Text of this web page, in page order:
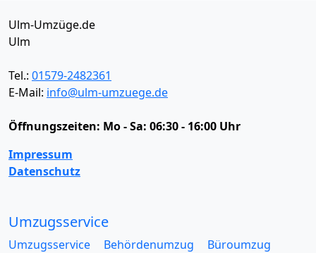
Ulm-Umzüge.de
Ulm
Tel.: 01579-2482361
E-Mail: info@ulm-umzuege.de
Öffnungszeiten: Mo - Sa: 06:30 - 16:00 Uhr
Impressum
Datenschutz
Umzugsservice
Umzugsservice Behördenumzug
Büroumzug